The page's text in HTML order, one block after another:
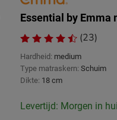
Essential by Emma
(23)
Hardheid: medium
Type matraskern: Schuim
Dikte: 18 cm
Levertijd: Morgen in